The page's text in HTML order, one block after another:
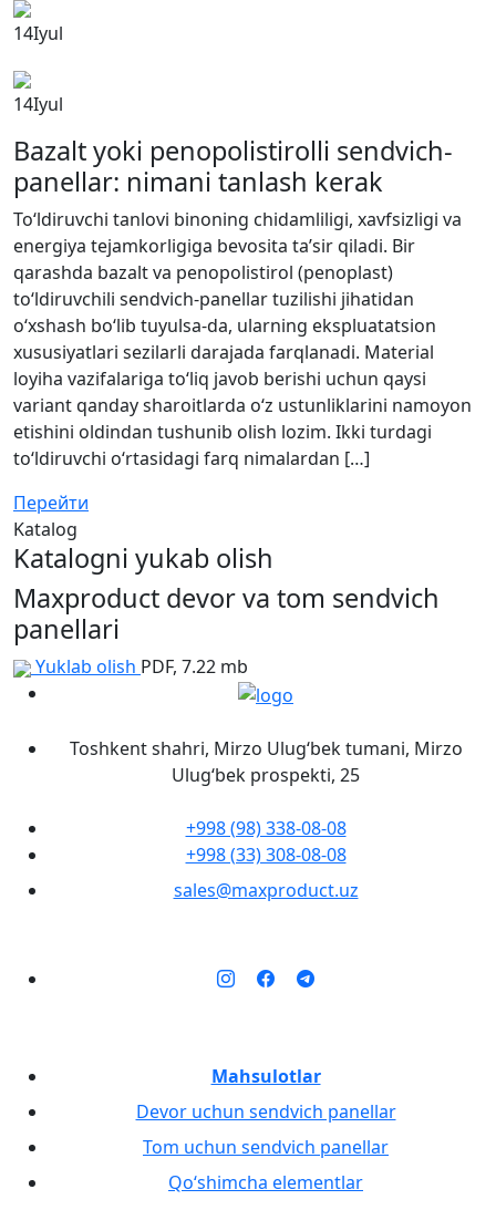
14Iyul
14Iyul
Bazalt yoki penopolistirolli sendvich-
panellar: nimani tanlash kerak
To‘ldiruvchi tanlovi binoning chidamliligi, xavfsizligi va
energiya tejamkorligiga bevosita ta’sir qiladi. Bir
qarashda bazalt va penopolistirol (penoplast)
to‘ldiruvchili sendvich-panellar tuzilishi jihatidan
o‘xshash bo‘lib tuyulsa-da, ularning ekspluatatsion
xususiyatlari sezilarli darajada farqlanadi. Material
loyiha vazifalariga to‘liq javob berishi uchun qaysi
variant qanday sharoitlarda o‘z ustunliklarini namoyon
etishini oldindan tushunib olish lozim. Ikki turdagi
to‘ldiruvchi o‘rtasidagi farq nimalardan […]
Перейти
Katalog
Katalogni yukab olish
Maxproduct devor va tom sendvich
panellari
Yuklab olish PDF, 7.22 mb
Toshkent shahri, Mirzo Ulug‘bek tumani, Mirzo
Ulug‘bek prospekti, 25
+998 (98) 338-08-08
+998 (33) 308-08-08
sales@maxproduct.uz
Mahsulotlar
Devor uchun sendvich panellar
Tom uchun sendvich panellar
Qo‘shimcha elementlar